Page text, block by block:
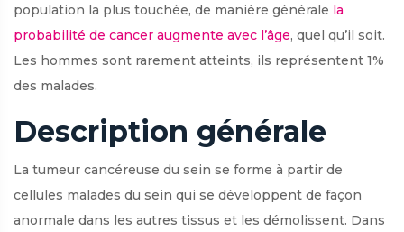
population la plus touchée, de manière générale la
probabilité de cancer augmente avec l’âge, quel qu’il soit.
Les hommes sont rarement atteints, ils représentent 1%
des malades.
Description générale
La tumeur cancéreuse du sein se forme à partir de
cellules malades du sein qui se développent de façon
anormale dans les autres tissus et les démolissent. Dans